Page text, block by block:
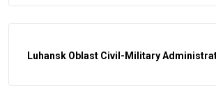
Luhansk Oblast Civil-Military